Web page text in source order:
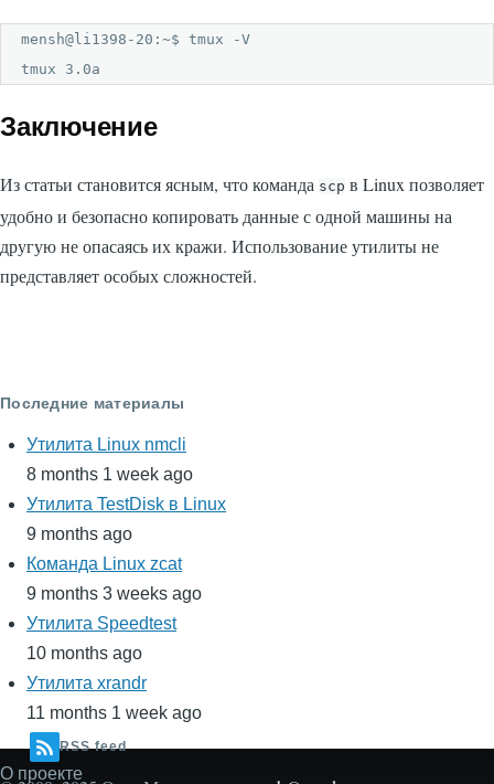
mensh@li1398-20:~$ tmux -V
tmux 3.0a
Заключение
Из статьи становится ясным, что команда scp в Linux позволяет
удобно и безопасно копировать данные с одной машины на
другую не опасаясь их кражи. Использование утилиты не
представляет особых сложностей.
Последние материалы
Утилита Linux nmcli
8 months 1 week ago
Утилита TestDisk в Linux
9 months ago
Команда Linux zcat
9 months 3 weeks ago
Утилита Speedtest
10 months ago
Утилита xrandr
11 months 1 week ago
RSS feed
Secondary
О проекте